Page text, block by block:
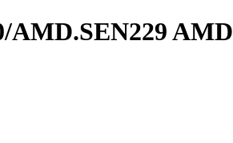
AMD.SEN229 AMD